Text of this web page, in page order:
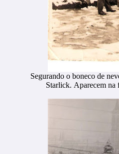
Segurando o boneco de
Starlick. Aparecem na